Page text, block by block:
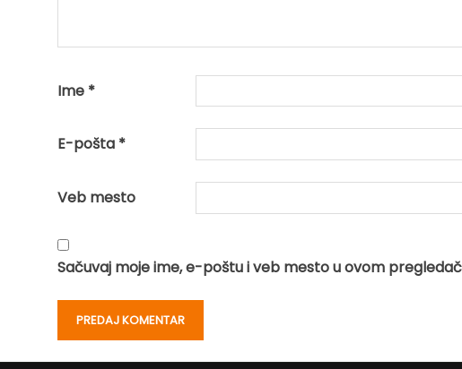
Ime *
E-pošta *
Veb mesto
Sačuvaj moje ime, e-poštu i veb mesto u ovom